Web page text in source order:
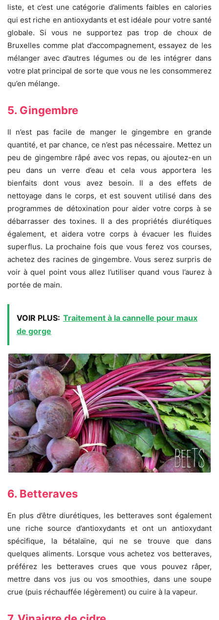
liste, et c’est une catégorie d’aliments faibles en calories
qui est riche en antioxydants et est idéale pour votre santé
globale. Si vous ne supportez pas trop de choux de
Bruxelles comme plat d’accompagnement, essayez de les
mélanger avec d’autres légumes ou de les intégrer dans
votre plat principal de sorte que vous ne les consommerez
qu’en mélange.
5. Gingembre
Il n’est pas facile de manger le gingembre en grande
quantité, et par chance, ce n’est pas nécessaire. Mettez un
peu de gingembre râpé avec vos repas, ou ajoutez-en un
peu dans un verre d’eau et cela vous apportera les
bienfaits dont vous avez besoin. Il a des effets de
nettoyage dans le corps, et est souvent utilisé dans des
programmes de détoxination pour aider votre corps à se
débarrasser des toxines. Il a des propriétés diurétiques
également, et aidera votre corps à évacuer les fluides
superflus. La prochaine fois que vous ferez vos courses,
achetez des racines de gingembre. Vous serez surpris de
voir à quel point vous allez l’utiliser quand vous l’aurez à
portée de main.
VOIR PLUS: Traitement à la cannelle pour maux
de gorge
6. Betteraves
En plus d’être diurétiques, les betteraves sont également
une riche source d’antioxydants et ont un antioxydant
spécifique, la bétalaïne, qui ne se trouve que dans
quelques aliments. Lorsque vous achetez vos betteraves,
préférez les betteraves crues que vous pouvez râper,
mettre dans vos jus ou vos smoothies, dans une soupe
crue (puis réchauffée légèrement) ou cuire à la vapeur.